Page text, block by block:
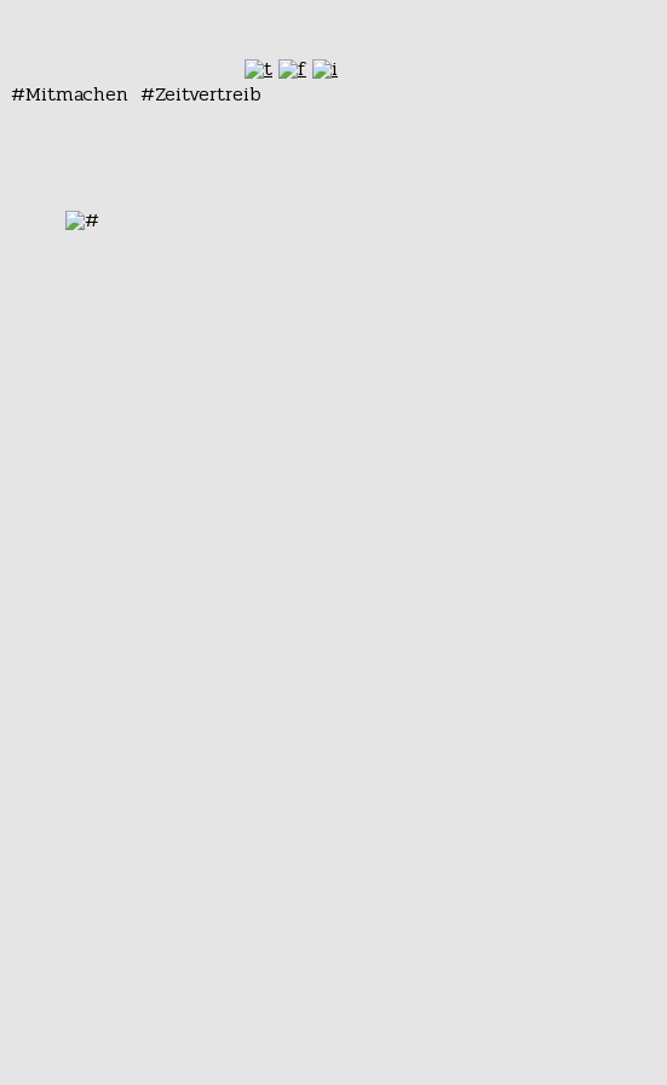
Mitmachen Zeitvertreib